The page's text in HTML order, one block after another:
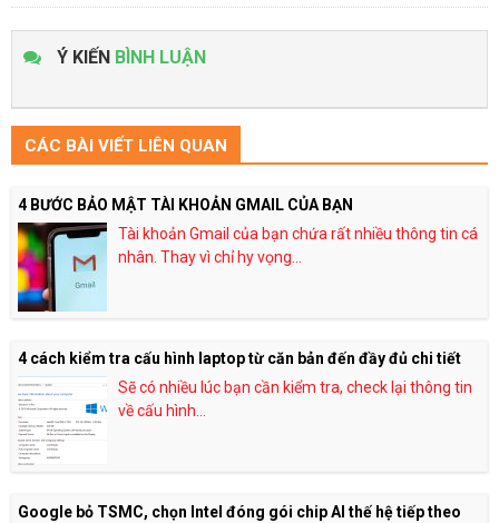
Ý KIẾN BÌNH LUẬN
CÁC BÀI VIẾT LIÊN QUAN
4 BƯỚC BẢO MẬT TÀI KHOẢN GMAIL CỦA BẠN
Tài khoản Gmail của bạn chứa rất nhiều thông tin cá
nhân. Thay vì chỉ hy vọng...
4 cách kiểm tra cấu hình laptop từ căn bản đến đầy đủ chi tiết
Sẽ có nhiều lúc bạn cần kiểm tra, check lại thông tin
về cấu hình...
Google bỏ TSMC, chọn Intel đóng gói chip AI thế hệ tiếp theo